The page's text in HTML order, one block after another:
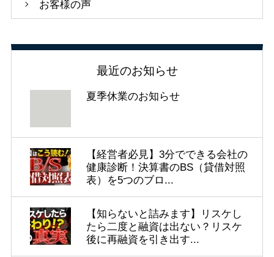
お客様の声
最近のお知らせ
夏季休業のお知らせ
【経営者必見】3分でできる会社の
健康診断！決算書のBS（貸借対照
表）を5つのブロ...
【知らないと詰みます】リスケし
たら二度と融資は出ない？リスケ
後に再融資を引き出す...